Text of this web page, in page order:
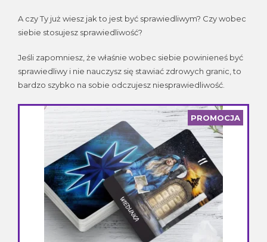
A czy Ty już wiesz jak to jest być sprawiedliwym? Czy wobec
siebie stosujesz sprawiedliwość?
Jeśli zapomniesz, że właśnie wobec siebie powinieneś być
sprawiedliwy i nie nauczysz się stawiać zdrowych granic, to
bardzo szybko na sobie odczujesz niesprawiedliwość.
PROMOCJA
W